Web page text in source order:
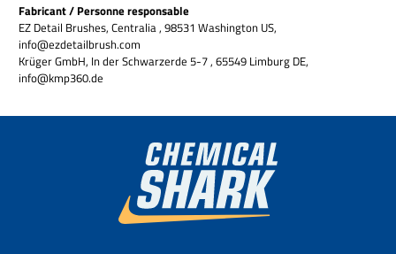
Fabricant / Personne responsable
EZ Detail Brushes, Centralia , 98531 Washington US,
info@ezdetailbrush.com
Krüger GmbH, In der Schwarzerde 5-7 , 65549 Limburg DE,
info@kmp360.de